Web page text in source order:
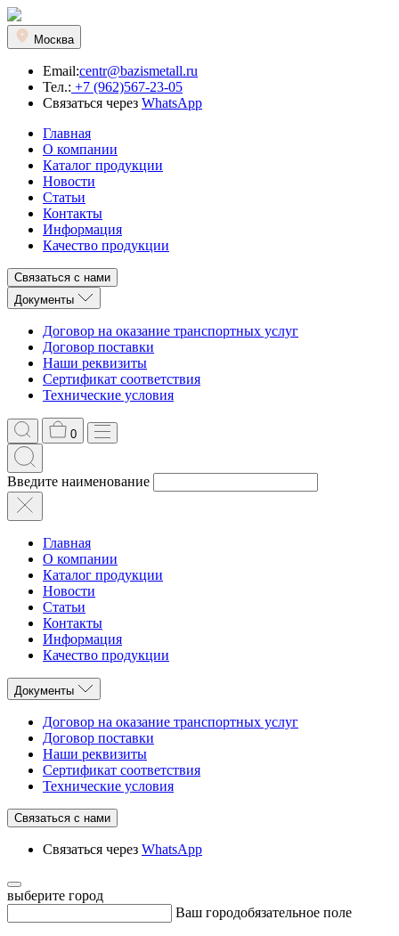
Москва
Email:centr@bazismetall.ru
Тел.: +7 (962)567-23-05
Связаться через WhatsApp
Главная
О компании
Каталог продукции
Новости
Статьи
Контакты
Информация
Качество продукции
Связаться с нами
Документы
Договор на оказание транспортных услуг
Договор поставки
Наши реквизиты
Сертификат соответствия
Технические условия
0
Введите наименование
Главная
О компании
Каталог продукции
Новости
Статьи
Контакты
Информация
Качество продукции
Документы
Договор на оказание транспортных услуг
Договор поставки
Наши реквизиты
Сертификат соответствия
Технические условия
Связаться с нами
Связаться через WhatsApp
выберите город
Ваш городобязательное поле